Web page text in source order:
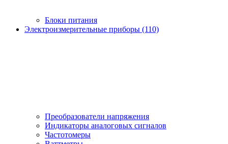
Блоки питания
Электроизмерительные приборы (110)
Преобразователи напряжения
Индикаторы аналоговых сигналов
Частотомеры